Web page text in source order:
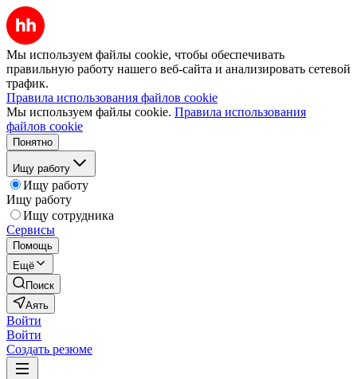
Мы используем файлы cookie, чтобы обеспечивать
правильную работу нашего веб-сайта и анализировать сетевой
трафик.
Правила использования файлов cookie
Мы используем файлы cookie. Правила использования
файлов cookie
Понятно
Ищу работу
Ищу работу
Ищу работу
Ищу сотрудника
Сервисы
Помощь
Ещё
Поиск
Аять
Войти
Войти
Создать резюме